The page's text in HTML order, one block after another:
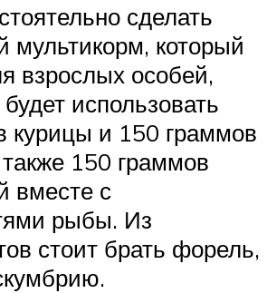
сделать
мультикорм, который
взрослых особей,
использовать
курицы и 150 граммов
150 граммов
вместе с
рыбы. Из
стоит брать форель,